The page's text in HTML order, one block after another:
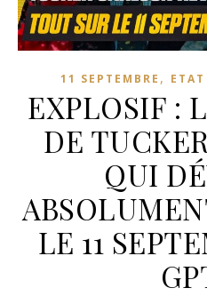
11 SEPTEMBRE ,
EXPLOSIF :
DE
QUI
LE 11